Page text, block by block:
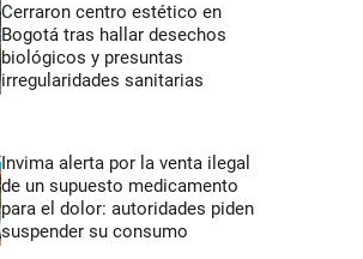
Cerraron centro estético en
Bogotá tras hallar desechos
biológicos y presuntas
irregularidades sanitarias
Invima alerta por la venta ilegal
de un supuesto medicamento
para el dolor: autoridades piden
suspender su consumo